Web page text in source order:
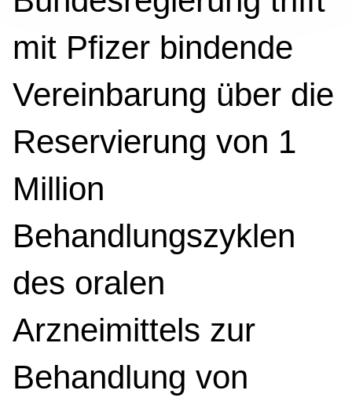
mit Pfizer bindende
Vereinbarung über die
Reservierung von 1
Million
Behandlungszyklen
des oralen
Arzneimittels zur
Behandlung von